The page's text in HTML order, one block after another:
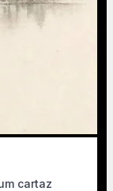
cartaz